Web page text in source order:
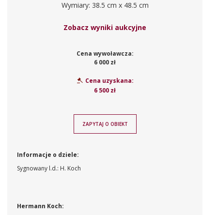
Wymiary: 38.5 cm x 48.5 cm
Zobacz wyniki aukcyjne
Cena wywoławcza:
6 000 zł
Cena uzyskana:
6 500 zł
ZAPYTAJ O OBIEKT
Informacje o dziele:
Sygnowany l.d.: H. Koch
Hermann Koch: